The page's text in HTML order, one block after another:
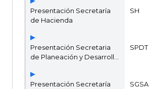
Presentación Secretaría
de Hacienda
SH
Presentación Secretaria
de Planeación y Desarrollo
SPDT
Presentación Secretaría
SGSA